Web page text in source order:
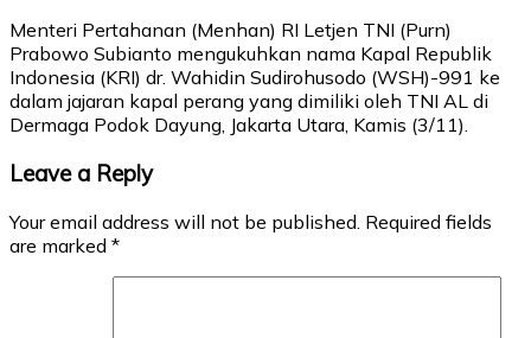
Menteri Pertahanan (Menhan) RI Letjen TNI (Purn)
Prabowo Subianto mengukuhkan nama Kapal Republik
Indonesia (KRI) dr. Wahidin Sudirohusodo (WSH)-991 ke
dalam jajaran kapal perang yang dimiliki oleh TNI AL di
Dermaga Podok Dayung, Jakarta Utara, Kamis (3/11).
Leave a Reply
Your email address will not be published. Required fields
are marked *